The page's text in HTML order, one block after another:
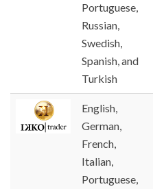
Portuguese,
Russian,
Swedish,
Spanish, and
Turkish
English,
German,
French,
Italian,
Portuguese,